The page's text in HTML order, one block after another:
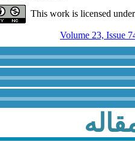
This work is licensed
Volume 23, Issue